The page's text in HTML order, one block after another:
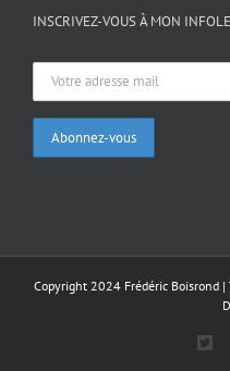
INSCRIVEZ-VOUS À MON
Copyright 2024 Frédéric Boisrond |